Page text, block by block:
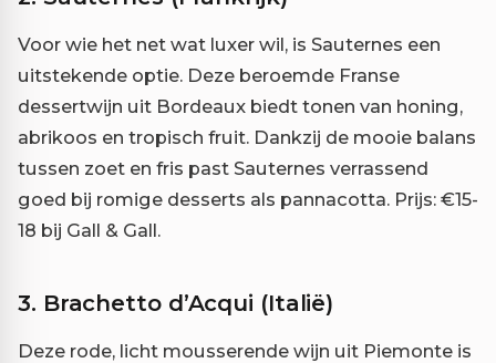
Voor wie het net wat luxer wil, is Sauternes een
uitstekende optie. Deze beroemde Franse
dessertwijn uit Bordeaux biedt tonen van honing,
abrikoos en tropisch fruit. Dankzij de mooie balans
tussen zoet en fris past Sauternes verrassend
goed bij romige desserts als pannacotta. Prijs: €15-
18 bij Gall & Gall.
3. Brachetto d’Acqui (Italië)
Deze rode, licht mousserende wijn uit Piemonte is